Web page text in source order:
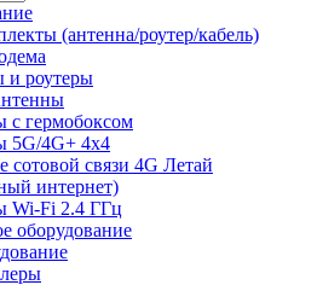
(антенна/роутер/кабель)
и роутеры
с гермобоксом
5G/4G+ 4x4
сотовой связи 4G Летай
интернет)
Wi-Fi 2.4 ГГц
оборудование